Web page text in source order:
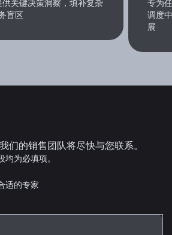
关键决策洞察，填补复杂
盲区
专为
调度
展
们的销售团队将尽快与您联系。
为必填项。
适的专家